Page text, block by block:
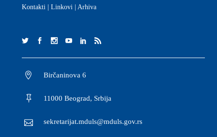
Kontakti Linkovi Arhiva
Birčaninova 6
11000 Beograd, Srbija
sekretarijat.mduls@mduls.gov.rs